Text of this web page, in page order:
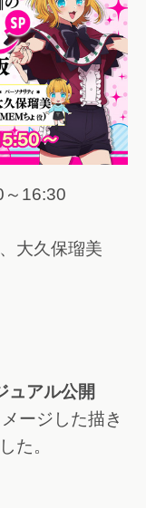
～16:30
大久保瑠美
ュアル公開
ージした描き
た。